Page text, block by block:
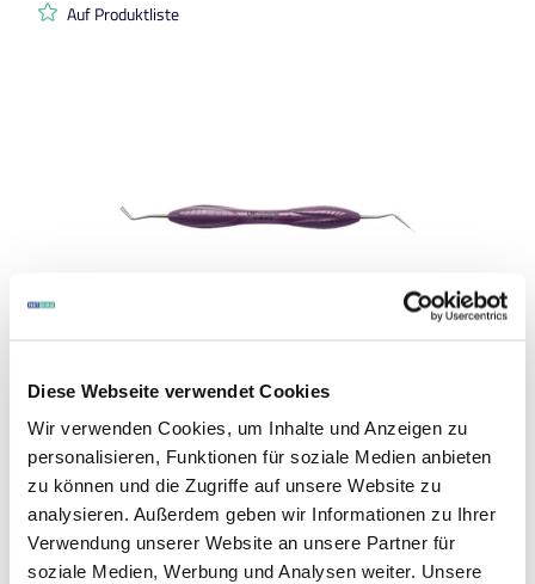
Diese Webseite verwendet Cookies
Wir verwenden Cookies, um Inhalte und Anzeigen zu
personalisieren, Funktionen für soziale Medien anbieten
zu können und die Zugriffe auf unsere Website zu
analysieren. Außerdem geben wir Informationen zu Ihrer
Verwendung unserer Website an unsere Partner für
soziale Medien, Werbung und Analysen weiter. Unsere
Auf Produktliste
Art.-Nr. 255470|Hersteller-Nr. 496-497ES
LMLM-Arte Misura
Instrumentarium-Messung, Figur LM 496-497 ES, Typ
Messinstrument, Farbe Lila, Griff ErgoSense
Inhalt: 1 Stück